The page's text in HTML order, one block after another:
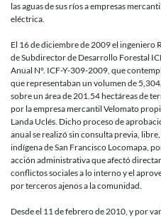
las aguas de sus ríos a empresas
eléctrica.
El 16 de diciembre de 2009 el ingeniero
de Subdirector de Desarrollo Forestal
Anual N°. ICF-Y-309-2009, que
que representaban un volumen de
sobre un área de 201.54 hectáreas de
por la empresa mercantil Velomato
Landa Uclés. Dicho proceso de
anual se realizó sin consulta previa,
indígena de San Francisco Locomapa,
acción administrativa que afectó
conflictos sociales a lo interno y el
por terceros ajenos a la comunidad.
Desde el 11 de febrero de 2010, y por